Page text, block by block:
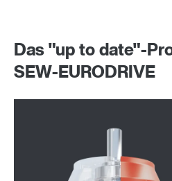
Das "up to date"-
SEW-EURODRIVE